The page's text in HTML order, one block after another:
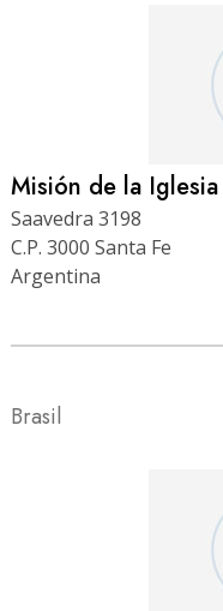
Misión de la
Saavedra 3198
C.P. 3000 Santa Fe
Argentina
Brasil